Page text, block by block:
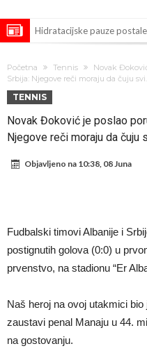
Hidratacijske pauze
Atletika?!
Ovo se Novaku nikad nije
Zverev se odmah “raspao”
Infantino imao ljubavnicu:
novac od UEFA
Mourinho uvodi strogu
Početna Tennis
Novak
Srbija: Njegove reči moraju da čuju svi.
TENNIS
Novak Đoković je poslao
Njegove reči moraju da čuju
Objavljeno na 10:38, 08 Juna
Fudbalski timovi Albanije i
postignutih golova (0:0) u
prvenstvo, na stadionu “Er
Naš heroj na ovoj utakmici
zaustavi penal Manaju u 44.
na gostovanju.